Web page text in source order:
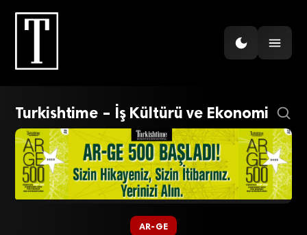
Turkishtime – İş Kültürü ve Ekonomi
AR-GE